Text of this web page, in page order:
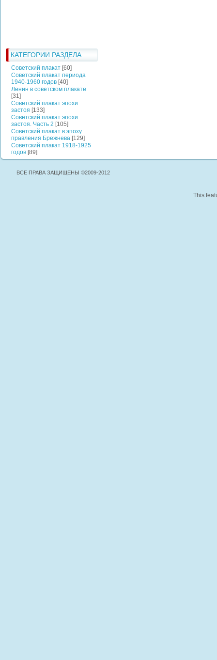
КАТЕГОРИИ РАЗДЕЛА
Советский плакат [60]
Советский плакат периода
1940-1960 годов [40]
Ленин в советском плакате
[31]
Советский плакат эпохи
застоя [133]
Советский плакат эпохи
застоя. Часть 2 [105]
Советский плакат в эпоху
правления Брежнева [129]
Советский плакат 1918-1925
годов [89]
ВСЕ ПРАВА ЗАЩИЩЕНЫ ©2009-2012
This